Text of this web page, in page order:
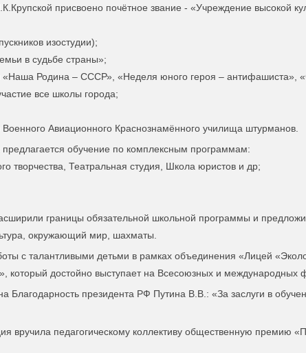
присвоено почётное звание - «Учреждение высокой
изостудии);
в судьбе страны»;
«Наша Родина – СССР», «Неделя юного героя – антифашиста»,
все школы города;
Авиационного Краснознамённого училища штурманов.
обучение по комплексным программам:
творчества, Театральная студия, Школа юристов и др;
границы обязательной школьной программы и
окружающий мир, шахматы.
с талантливыми детьми в рамках объединения «Лицей
достойно выступает на Всесоюзных и международных
президента РФ Путина В.В.: «За заслуги в
вручила педагогическому коллективу общественную премию